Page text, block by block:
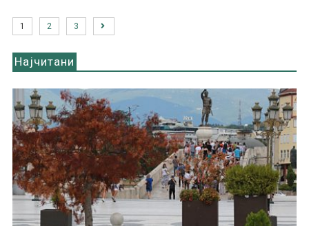
1 2 3
Најчитани